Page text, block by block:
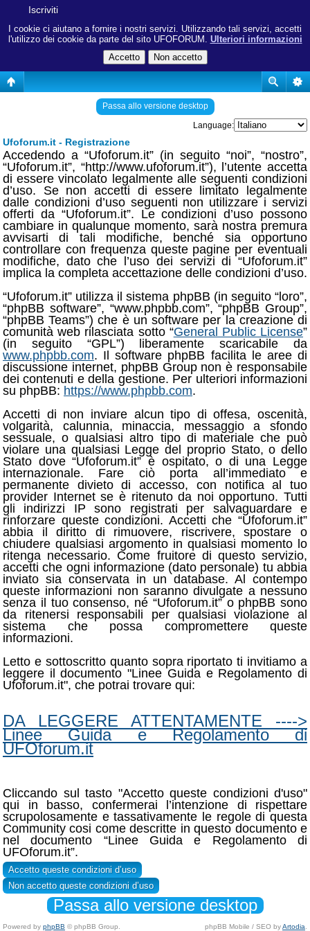
I cookie ci aiutano a fornire i nostri servizi. Utilizzando tali servizi, accetti
l'utilizzo dei cookie da parte del sito UFOFORUM. Ulteriori informazioni
Iscriviti
Passa allo versione desktop
Language:
Ufoforum.it - Registrazione
Accedendo a “Ufoforum.it” (in seguito “noi”, “nostro”,
“Ufoforum.it”, “http://www.ufoforum.it”), l’utente accetta
di essere vincolato legalmente alle seguenti condizioni
d’uso. Se non accetti di essere limitato legalmente
dalle condizioni d’uso seguenti non utilizzare i servizi
offerti da “Ufoforum.it”. Le condizioni d’uso possono
cambiare in qualunque momento, sarà nostra premura
avvisarti di tali modifiche, benché sia opportuno
controllare con frequenza queste pagine per eventuali
modifiche, dato che l’uso dei servizi di “Ufoforum.it”
implica la completa accettazione delle condizioni d’uso.
“Ufoforum.it” utilizza il sistema phpBB (in seguito “loro”,
“phpBB software”, “www.phpbb.com”, “phpBB Group”,
“phpBB Teams”) che è un software per la creazione di
comunità web rilasciata sotto “General Public License”
(in seguito “GPL”) liberamente scaricabile da
www.phpbb.com. Il software phpBB facilita le aree di
discussione internet, phpBB Group non è responsabile
dei contenuti e della gestione. Per ulteriori informazioni
su phpBB: https://www.phpbb.com.
Accetti di non inviare alcun tipo di offesa, oscenità,
volgarità, calunnia, minaccia, messaggio a sfondo
sessuale, o qualsiasi altro tipo di materiale che può
violare una qualsiasi Legge del proprio Stato, o dello
Stato dove “Ufoforum.it” è ospitato, o di una Legge
internazionale. Fare ciò porta all’immediato e
permanente divieto di accesso, con notifica al tuo
provider Internet se è ritenuto da noi opportuno. Tutti
gli indirizzi IP sono registrati per salvaguardare e
rinforzare queste condizioni. Accetti che “Ufoforum.it”
abbia il diritto di rimuovere, riscrivere, spostare o
chiudere qualsiasi argomento in qualsiasi momento lo
ritenga necessario. Come fruitore di questo servizio,
accetti che ogni informazione (dato personale) tu abbia
inviato sia conservata in un database. Al contempo
queste informazioni non saranno divulgate a nessuno
senza il tuo consenso, né “Ufoforum.it” o phpBB sono
da ritenersi responsabili per qualsiasi violazione al
sistema che possa compromettere queste
informazioni.
Letto e sottoscritto quanto sopra riportato ti invitiamo a
leggere il documento "Linee Guida e Regolamento di
Ufoforum.it", che potrai trovare qui:
DA LEGGERE ATTENTAMENTE ---->
Linee Guida e Regolamento di
UFOforum.it
Cliccando sul tasto "Accetto queste condizioni d'uso"
qui in basso, confermerai l’intenzione di rispettare
scrupolosamente e tassativamente le regole di questa
Community cosi come descritte in questo documento e
nel documento “Linee Guida e Regolamento di
UFOforum.it”.
Passa allo versione desktop
Powered by phpBB © phpBB Group. phpBB Mobile / SEO byArtodia